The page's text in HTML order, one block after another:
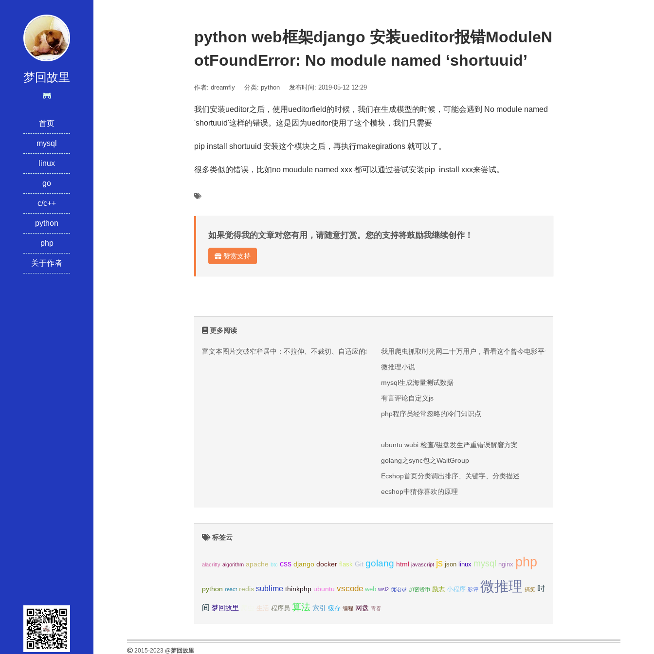
梦回故里
首页
mysql
linux
go
c/c++
python
php
关于作者
python web框架django 安装ueditor报错ModuleN
otFoundError: No module named ‘shortuuid’
作者: dreamfly 分类: python 发布时间: 2019-05-12 12:29
我们安装ueditor之后，使用ueditorfield的时候，我们在生成模型的时候，可能会遇到 No module named
'shortuuid'这样的错误。这是因为ueditor使用了这个模块，我们只需要
pip install shortuuid 安装这个模块之后，再执行makegirations 就可以了。
很多类似的错误，比如no moudule named xxx 都可以通过尝试安装pip install xxx来尝试。
如果觉得我的文章对您有用，请随意打赏。您的支持将鼓励我继续创作！
赞赏支持
更多阅读
富文本图片突破窄栏居中：不拉伸、不裁切、自适应的纯 CSS 方案我用爬虫抓取时光网二十万用户，看看这个曾今电影平台的用户群
微推理小说
mysql生成海量测试数据
有言评论自定义js
php程序员经常忽略的冷门知识点
ubuntu wubi 检查/磁盘发生严重错误解窘方案
golang之sync包之WaitGroup
Ecshop首页分类调出排序、关键字、分类描述
ecshop中猜你喜欢的原理
标签云
alacritty algorithm apache btc css django docker flask Git golang html javascript js json linux mysql nginx php
python react redis sublime thinkphp ubuntu vscode web wsl2 优语录 加密货币 励志 小程序 影评 微推理 搞笑 时
间 梦回故里 生活 程序员 算法 索引 缓存 编程 网盘 青春
2015-2023@梦回故里